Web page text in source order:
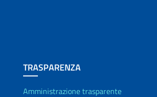
TRASPARENZA
Amministrazione trasparente